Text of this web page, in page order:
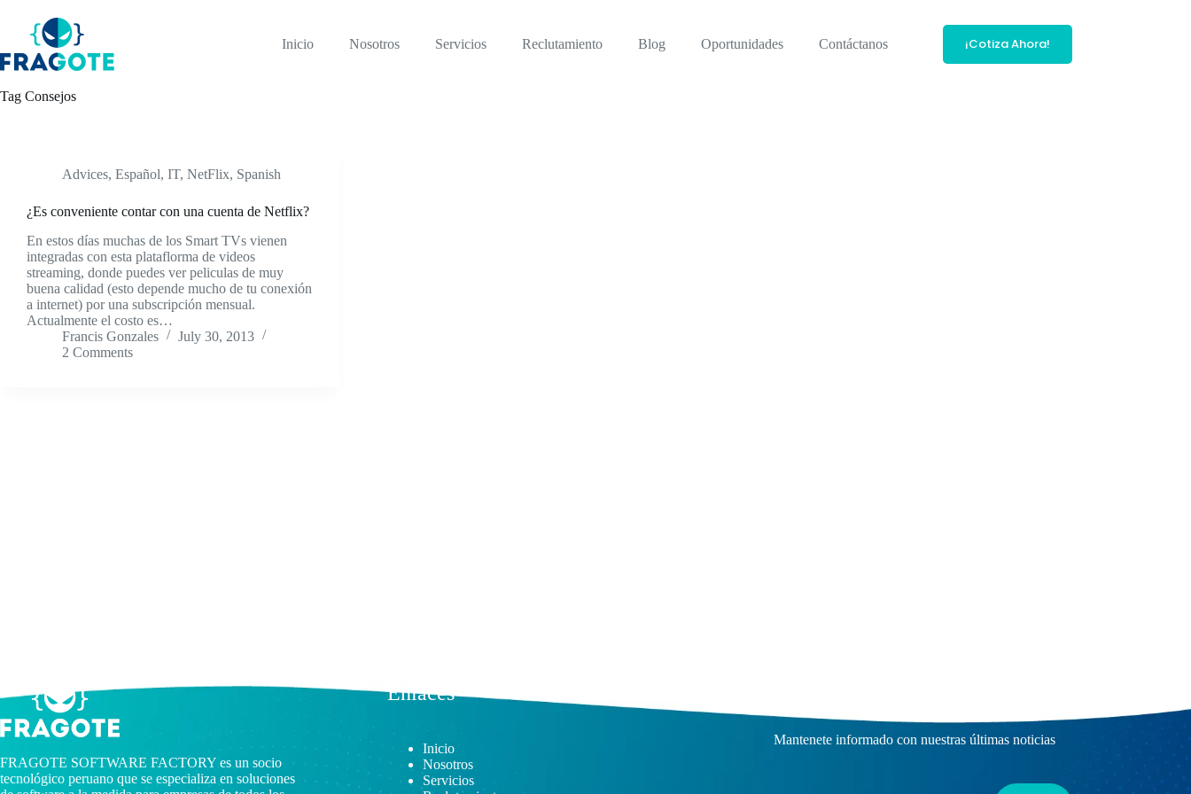
content
Inicio Nosotros Servicios Reclutamiento Blog Oportunidades Contáctanos ¡Cotiza Ahora!
Tag Consejos
Advices, Español, IT, NetFlix, Spanish
¿Es conveniente contar con una cuenta de Netflix?
En estos días muchas de los Smart TVs vienen
integradas con esta plataflorma de videos
streaming, donde puedes ver peliculas de muy
buena calidad (esto depende mucho de tu conexión
a internet) por una subscripción mensual.
Actualmente el costo es…
Francis Gonzales
July 30, 2013
2 Comments
FRAGOTE SOFTWARE FACTORY es un socio
tecnológico peruano que se especializa en soluciones
Enlaces
Inicio
Nosotros
Servicios
Mantenete informado con nuestras últimas noticias